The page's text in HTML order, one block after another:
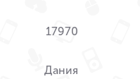
17970
Дания